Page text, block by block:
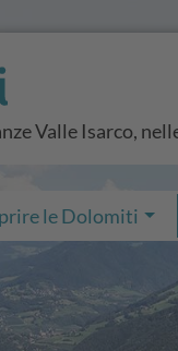
Valle Isarco,
le Dolomiti